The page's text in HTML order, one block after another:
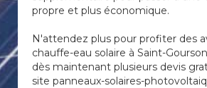
propre et plus économique.
N'attendez plus pour profiter des
chauffe-eau solaire à Saint-
dès maintenant plusieurs devis
site panneaux-solaires-